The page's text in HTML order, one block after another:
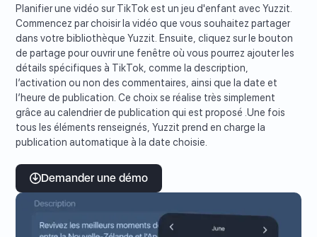
Planifier une vidéo sur TikTok est un jeu d'enfant avec Yuzzit.
Commencez par choisir la vidéo que vous souhaitez partager
dans votre bibliothèque Yuzzit. Ensuite, cliquez sur le bouton
de partage pour ouvrir une fenêtre où vous pourrez ajouter les
détails spécifiques à TikTok, comme la description,
l’activation ou non des commentaires, ainsi que la date et
l’heure de publication. Ce choix se réalise très simplement
grâce au calendrier de publication qui est proposé .Une fois
tous les éléments renseignés, Yuzzit prend en charge la
publication automatique à la date choisie.
Demander une démo